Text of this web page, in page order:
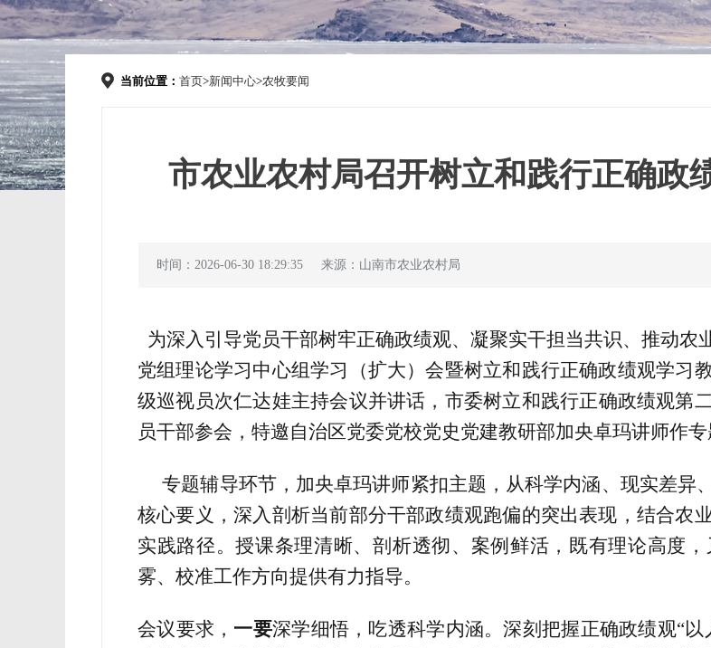
当前位置： 首页>新闻中心>农牧要闻
市农业农村局召开树立和践行正确政
时间：2026-06-30 18:29:35 来源：山南市农业农村局
为深入引导党员干部树牢正确政绩观、凝聚实干担当共识、推动农
党组理论学习中心组学习（扩大）会暨树立和践行正确政绩观学习
级巡视员次仁达娃主持会议并讲话，市委树立和践行正确政绩观第
员干部参会，特邀自治区党委党校党史党建教研部加央卓玛讲师作专
专题辅导环节，加央卓玛讲师紧扣主题，从科学内涵、现实差异
核心要义，深入剖析当前部分干部政绩观跑偏的突出表现，结合农
实践路径。授课条理清晰、剖析透彻、案例鲜活，既有理论高度
雾、校准工作方向提供有力指导。
会议要求， 一要深学细悟，吃透科学内涵。深刻把握正确政绩观“以